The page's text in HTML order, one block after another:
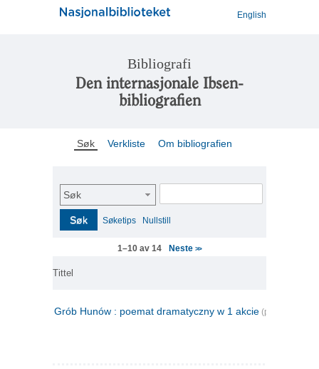
English
Bibliografi
Den internasjonale Ibsen-
bibliografien
Søk Verkliste Om bibliografien
Søk
Søk Søketips Nullstill
1–10 av 14 Neste>>
Tittel
Grób Hunów : poemat dramatyczny w 1 akcie (polsk)